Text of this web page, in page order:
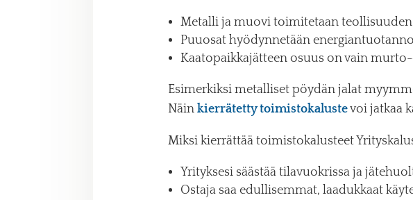
Metalli ja muovi toimitetaan
Puuosat hyödynnetään
Kaatopaikkajätteen osuus on vain
Esimerkiksi metalliset pöydän jalat
Näin kierrätetty toimistokalustevoi jatkaa
Miksi kierrättää toimistokalusteet
Yrityksesi säästää tilavuokrissa ja
Ostaja saa edullisemmat, laadukkaat